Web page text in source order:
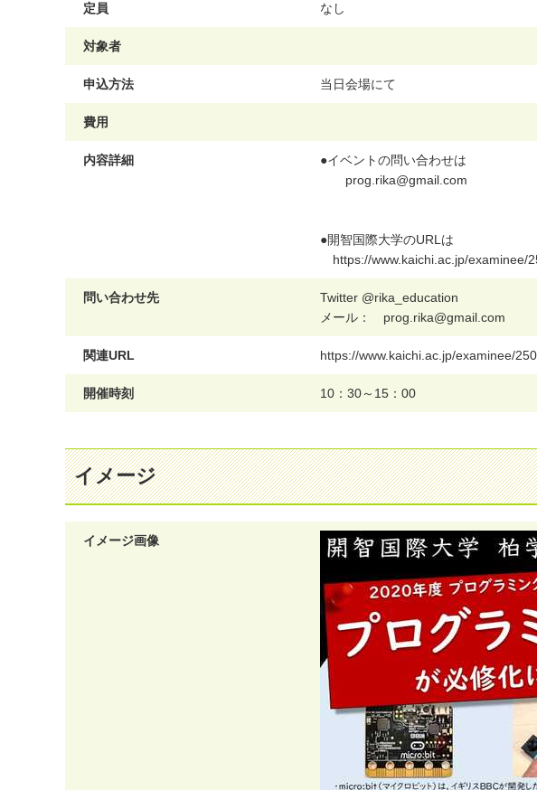
定員 な し
対象者
申込方法 当 日会場にて
費用
内容詳細 ●イベン トの問い合わせは
prog rika@gmail com
●開智国際大学のURL は
https://www. kaichi ac jp/examinee/2
問い合わせ先 Twitter @rika education
メール ： prog rika@gmail com
関連URL https://www. kaichi ac jp/examinee/250
開催時刻 10 ： 30～ 15 ： 00
イメージ
イメージ画像